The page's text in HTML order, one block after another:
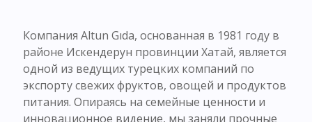
Компания Altun Gıda, основанная в 1981 году в
районе Искендерун провинции Хатай, является
одной из ведущих турецких компаний по
экспорту свежих фруктов, овощей и продуктов
питания. Опираясь на семейные ценности и
инновационное видение, мы заняли прочные